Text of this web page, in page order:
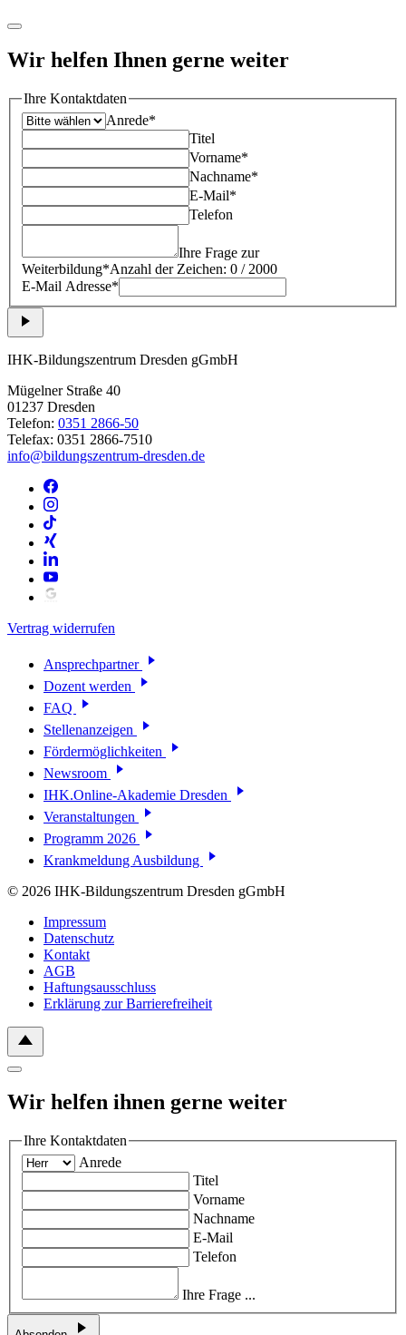
Wir helfen Ihnen gerne weiter
Ihre Kontaktdaten
Anrede*
Titel
Vorname*
Nachname*
E-Mail*
Telefon
Ihre Frage zur
Weiterbildung*Anzahl der Zeichen: 0 / 2000
E-Mail Adresse*
IHK-Bildungszentrum Dresden gGmbH
Mügelner Straße 40
01237 Dresden
Telefon: 0351 2866-50
Telefax: 0351 2866-7510
info@bildungszentrum-dresden.de
Vertrag widerrufen
Ansprechpartner
Dozent werden
FAQ
Stellenanzeigen
Fördermöglichkeiten
Newsroom
IHK.Online-Akademie Dresden
Veranstaltungen
Programm 2026
Krankmeldung Ausbildung
© 2026 IHK-Bildungszentrum Dresden gGmbH
Impressum
Datenschutz
Kontakt
AGB
Haftungsausschluss
Erklärung zur Barrierefreiheit
Wir helfen ihnen gerne weiter
Ihre Kontaktdaten
Anrede
Titel
Vorname
Nachname
E-Mail
Telefon
Ihre Frage ...